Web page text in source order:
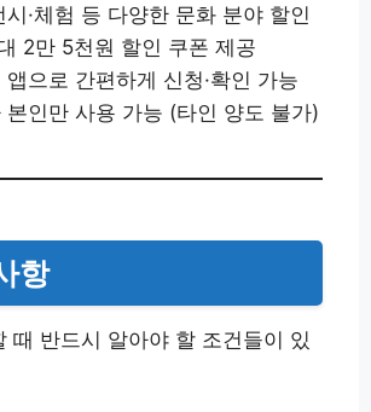
시·체험 등 다양한 문화 분야 할인
2만 5천원 할인 쿠폰 제공
앱으로 간편하게 신청·확인 가능
본인만 사용 가능 (타인 양도 불가)
항
때 반드시 알아야 할 조건들이 있